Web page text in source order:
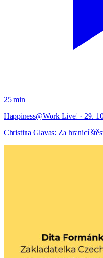
25 min
Happiness@Work Live! · 29.
Christina Glavas: Za hranicí